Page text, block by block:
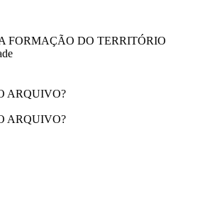
FORMAÇÃO DO TERRITÓRIO
ARQUIVO?
ARQUIVO?